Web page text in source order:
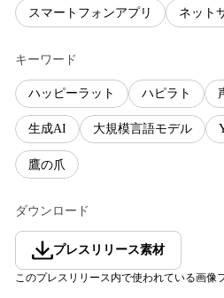
スマートフォンアプリ ネット
キーワード
ハッピーラット ハピラト
生成AI 大規模言語モデル
鷹の爪
ダウンロード
プレスリリース素材
このプレスリリース内で使われている画像